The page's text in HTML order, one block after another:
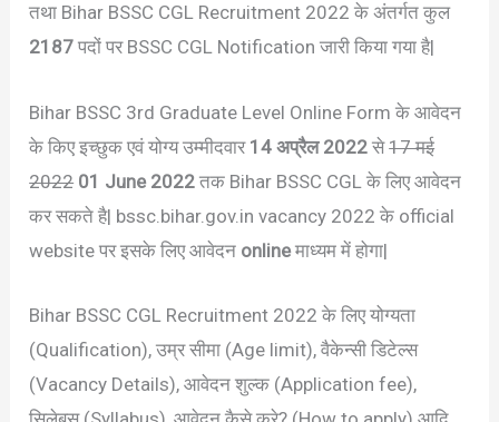
तथा Bihar BSSC CGL Recruitment 2022 के अंतर्गत कुल
2187पदों पर BSSC CGL Notification जारी किया गया है|
Bihar BSSC 3rd Graduate Level Online Form के आवेदन
के किए इच्छुक एवं योग्य उम्मीदवार 14 अप्रैल 2022 से17 मई
2022 01 June 2022 तक Bihar BSSC CGL के लिए आवेदन
कर सकते है| bssc.bihar.gov.in vacancy 2022 के official
website पर इसके लिए आवेदन onlineमाध्यम में होगा|
Bihar BSSC CGL Recruitment 2022 के लिए योग्यता
(Qualification), उम्र सीमा (Age limit), वैकेन्सी डिटेल्स
(Vacancy Details), आवेदन शुल्क (Application fee),